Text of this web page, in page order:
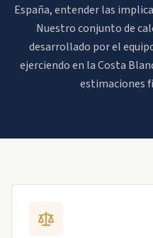
España, entender las
Nuestro conjunto de
desarrollado por el
ejerciendo en la Costa
estimaciones